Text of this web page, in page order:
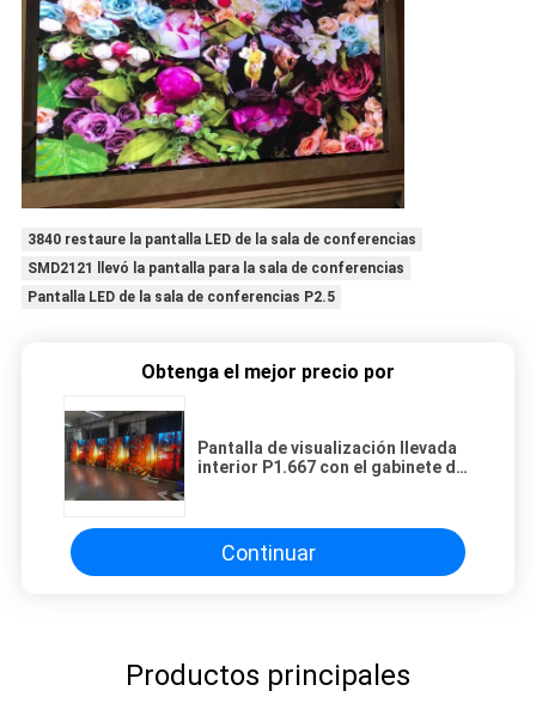
3840 restaure la pantalla LED de la sala de conferencias
SMD2121 llevó la pantalla para la sala de conferencias
Pantalla LED de la sala de conferencias P2.5
Obtenga el mejor precio por
Pantalla de visualización llevada
interior P1.667 con el gabinete de
Continuar
Productos principales